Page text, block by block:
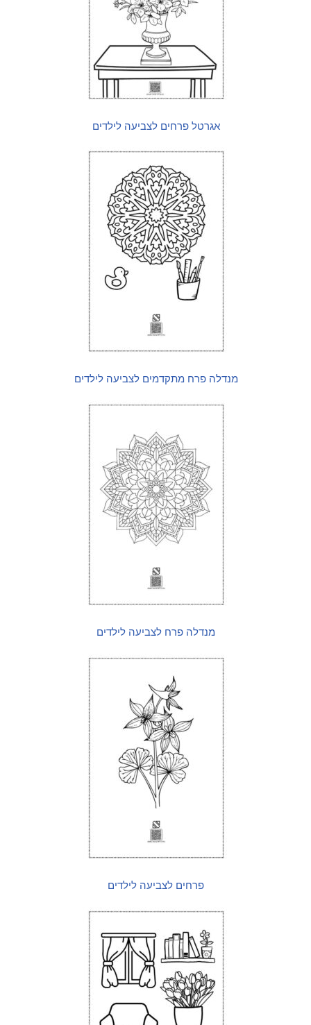
אגרטל פרחים לצביעה לילדים
מנדלה פרח מתקדמים לצביעה לילדים
מנדלה פרח לצביעה לילדים
פרחים לצביעה לילדים